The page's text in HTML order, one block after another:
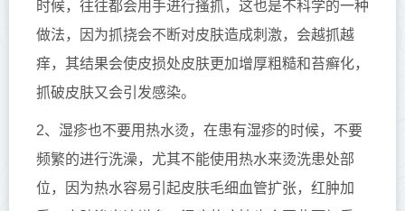
时候，往往都会用手进行搔抓，这也是不科学的一种
做法，因为抓挠会不断对皮肤造成刺激，会越抓越
痒，其结果会使皮损处皮肤更加增厚粗糙和苔癣化，
抓破皮肤又会引发感染。
2、湿疹也不要用热水烫，在患有湿疹的时候，不要
频繁的进行洗澡，尤其不能使用热水来烫洗患处部
位，因为热水容易引起皮肤毛细血管扩张，红肿加